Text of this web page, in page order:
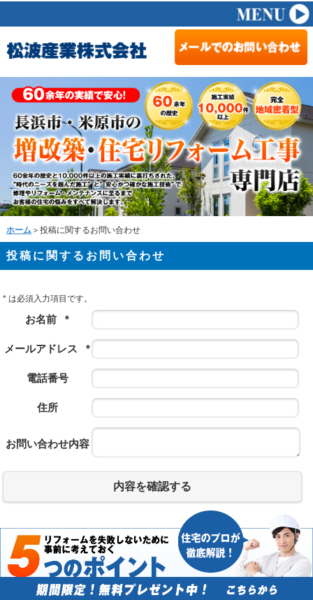
ホーム ＞投稿に関するお問い合わせ
投稿に関するお問い合わせ
* は必須入力項目です。
お名前 *
メールアドレス *
電話番号
住所
お問い合わせ内容
内容を確認する